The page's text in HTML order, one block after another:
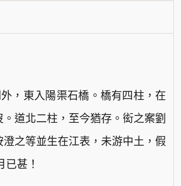
，東入陽渠石橋。橋有四柱，在
道北二柱，至今猶存。衒之案劉
之等並生在江表，未游中土，假
甚！